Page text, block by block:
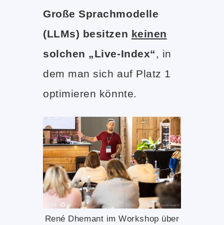
Große Sprachmodelle
(LLMs) besitzen keinen
solchen „Live-Index“ , in
dem man sich auf Platz 1
optimieren könnte.
René Dhemant im Workshop über